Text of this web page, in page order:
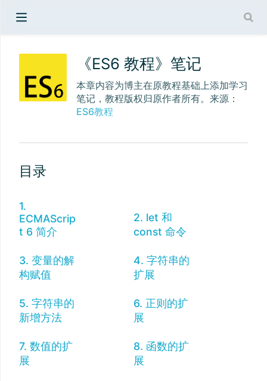
《ES6 教程》笔记
本章内容为博主在原教程基础上添加学习
笔记，教程版权归原作者所有。来源：
ES6教程
目录
1.
ECMAScrip
t 6 简介
2. let 和
const 命令
3. 变量的解
构赋值
4. 字符串的
扩展
5. 字符串的
新增方法
6. 正则的扩
展
7. 数值的扩
展
8. 函数的扩
展